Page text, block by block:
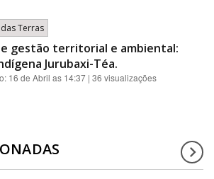
Terras
gestão territorial e ambiental:
Jurubaxi-Téa.
16 de Abril as 14:37 | 36 visualizações